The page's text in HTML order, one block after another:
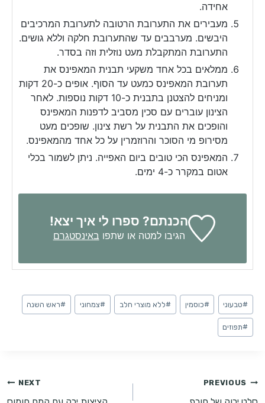
אחידה.
מעבירים את התערובת הרטובה לתערובת המרכיבים
היבשים. מערבבים עד שהתערובת חלקה וללא גושים.
התערובת המתקבלת מעט נוזלית וזה בסדר.
ממלאים בכל אחד משקעי תבנית המאפינס את
תערובת המאפינס כמעט עד הסוף. אופים כ-20 דקות
ומניחים להצטנן בתבנית כ-10 דקות נוספות. לאחר
הצינון עוברים עם סכין מסביב לדפנות המאפינס
והופכים את התבנית על רשת צינון. שופכים מעט
מסירופ מי הסוכר והרוזמרין על כל אחד מהמאפינס.
המאפינס הכי טובים ביום האפייה. ניתן לשמור בכלי
אטום במקרר כ-4 ימים.
הכנתם? ספרו לי איך יצא!
הגיבו למטה או שתפו באינסטגרם
Post
Tags:
#טבעוני #כוסמין #ללא מוצרי חלב #צמחוני #ראש השנה
#תפוזים
ניווטPREVIOUS
NEXT